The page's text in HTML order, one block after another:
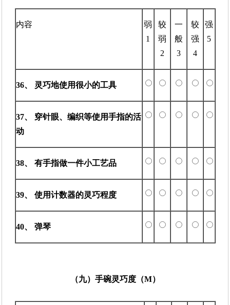
内容
弱
1
较
弱
2
一
般
3
较
强
4
强
5
36、 灵巧地使用很小的工具
37、 穿针眼、编织等使用手指的活
动
38、 有手指做一件小工艺品
39、 使用计数器的灵巧程度
40、 弹琴
（九）手碗灵巧度（M）